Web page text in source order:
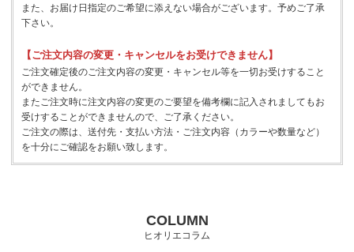
また、お届け日指定のご希望に添えない場合がございます。予めご了承
下さい。
【ご注文内容の変更・キャンセルをお受けできません】
ご注文確定後のご注文内容の変更・キャンセル等を一切お受けすること
ができません。
またご注文時に注文内容の変更のご要望を備考欄に記入されましてもお
受けすることができませんので、ご了承ください。
ご注文の際は、送付先・支払い方法・ご注文内容（カラーや数量など）
を十分にご確認をお願い致します。
COLUMN
ヒオリエコラム